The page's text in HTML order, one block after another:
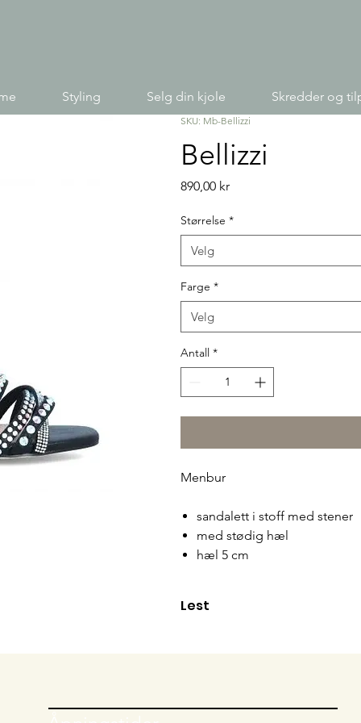
Styling Selg din kjole Skredder og
SKU: Mb-Bellizzi
Bellizzi
890,00 krPris
Størrelse *
Velg
Farge *
Velg
Antall *
Menbur
sandalett i stoff med stener
med stødig hæl
hæl 5 cm
Lest